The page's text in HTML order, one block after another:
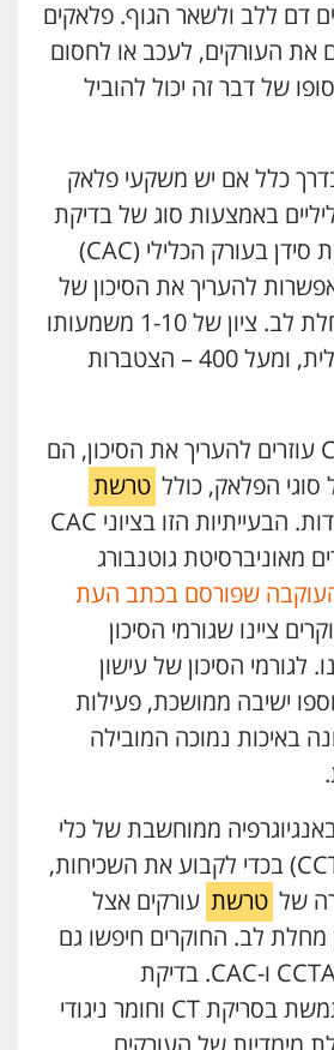
דם ללב ולשאר הגוף. פלאקים
את העורקים, לעכב או לחסום
של דבר זה יכול להוביל
כלל אם יש משקעי פלאק
באמצעות סוג של בדיקת
CT הנקראת סריקת סידן בעורק הכלילי (CAC)
להעריך את הסיכון של
האדם ללקות במחלת לב. ציון של 1-10 משמעותו
כמות פלאק מינימלית, ומעל 400 – הצטברות
למרות שציוני CAC עוזרים להעריך את הסיכון, הם
הפלאק, כולל טרשת
שלא עברה הסתיידות. הבעייתיות הזו בציוני CAC
מאוניברסיטת גוטנבורג
שפורסם בכתב העת
ציינו שגורמי הסיכון
הסיכון של עישון
ישיבה ממושכת, פעילות
באיכות נמוכה המובילה
ממוחשבת של כלי
הדם הכליליים (CCTA) בכדי לקבוע את השכיחות,
של טרשת עורקים אצל
מחלת לב. החוקרים חיפשו גם
מתאמים בין ציוני CCTA ו-CAC. בדיקת
האנגיוגרפיה משתמשת בסריקת CT וחומר ניגודי